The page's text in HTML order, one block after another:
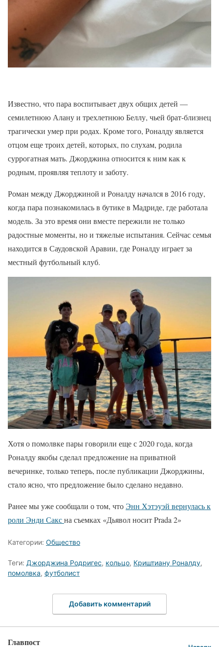
Известно, что пара воспитывает двух общих детей —
семилетнюю Алану и трехлетнюю Беллу, чьей брат-близнец
трагически умер при родах. Кроме того, Роналду является
отцом еще троих детей, которых, по слухам, родила
суррогатная мать. Джорджина относится к ним как к
родным, проявляя теплоту и заботу.
Роман между Джорджиной и Роналду начался в 2016 году,
когда пара познакомилась в бутике в Мадриде, где работала
модель. За это время они вместе пережили не только
радостные моменты, но и тяжелые испытания. Сейчас семья
находится в Саудовской Аравии, где Роналду играет за
местный футбольный клуб.
Хотя о помолвке пары говорили еще с 2020 года, когда
Роналду якобы сделал предложение на приватной
вечеринке, только теперь, после публикации Джорджины,
стало ясно, что предложение было сделано недавно.
Ранее мы уже сообщали о том, чтоЭнн Хэтэуэй вернулась к
роли Энди Саксна съемках «Дьявол носит Prada 2»
Категории: Общество
Теги: Джорджина Родригес, кольцо, Криштиану Роналду,
помолвка, футболист
Добавить комментарий
Главпост